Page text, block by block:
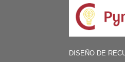
DISEÑO DE